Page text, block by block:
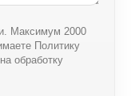
Максимум 2000
Политику
обработку